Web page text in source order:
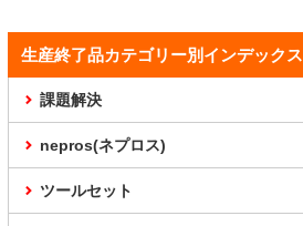
生産終了品カテゴリー別インデックス
課題解決
nepros(ネプロス)
ツールセット